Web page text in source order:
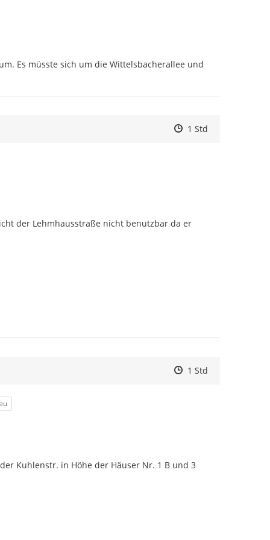
Es müsste sich um die Wittelsbacherallee und
Zeitpunkt des
Zeitpunkt des
1 StdZur Äußerung
der Lehmhausstraße nicht benutzbar da er
Zeitpunkt des
Zeitpunkt des
1 StdZur Äußerung
Kuhlenstr. in Höhe der Häuser Nr. 1 B und 3